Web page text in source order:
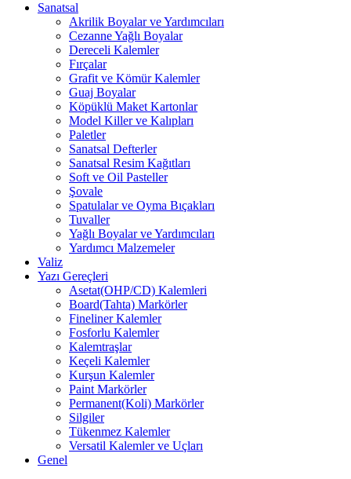
Sanatsal
Akrilik Boyalar ve Yardımcıları
Cezanne Yağlı Boyalar
Dereceli Kalemler
Fırçalar
Grafit ve Kömür Kalemler
Guaj Boyalar
Köpüklü Maket Kartonlar
Model Killer ve Kalıpları
Paletler
Sanatsal Defterler
Sanatsal Resim Kağıtları
Soft ve Oil Pasteller
Şovale
Spatulalar ve Oyma Bıçakları
Tuvaller
Yağlı Boyalar ve Yardımcıları
Yardımcı Malzemeler
Valiz
Yazı Gereçleri
Asetat(OHP/CD) Kalemleri
Board(Tahta) Markörler
Fineliner Kalemler
Fosforlu Kalemler
Kalemtraşlar
Keçeli Kalemler
Kurşun Kalemler
Paint Markörler
Permanent(Koli) Markörler
Silgiler
Tükenmez Kalemler
Versatil Kalemler ve Uçları
Genel